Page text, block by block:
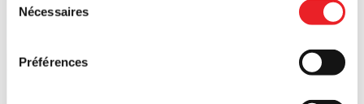
Nécessaires
Préférences